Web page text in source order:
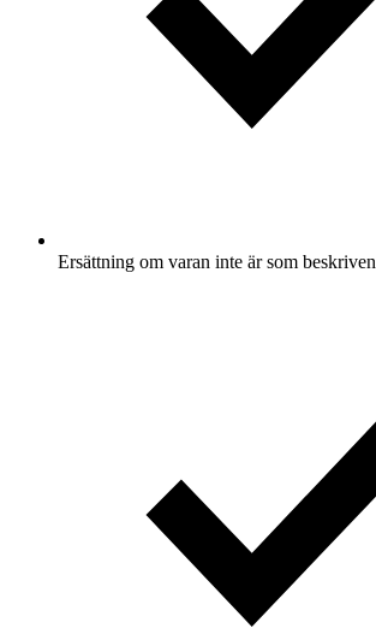
Ersättning om varan inte är som beskriven